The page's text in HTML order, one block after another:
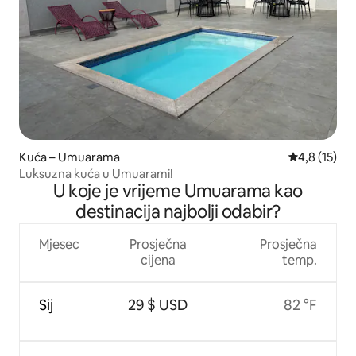
Kuća – Umuarama Prosječna
4,8 (15)
Luksuzna kuća u Umuarami!
U koje je vrijeme Umuarama kao
destinacija najbolji odabir?
Mjesec
Sij
Prosječna
cijena
29 $ USD
Prosječna
temp.
82 °F